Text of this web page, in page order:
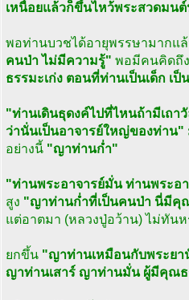
เหนื่อยแล้วก็ขึ้นไหว้พระสวดมน
พอท่านบวชได้อายุพรรษามากแ
คนป่า ไม่มีความรู้" พอมีคนคิดถึ
ธรรมะเก่ง ตอนที่ท่านเป็นเด็ก เ
"ท่านเดินธุดงค์ไปที่ไหนถ้ามีเถา
ว่านั่นเป็นอาจารย์ใหญ่ของท่าน"
อย่างนี้ "ญาท่านก่ำ"
"ท่านพระอาจารย์มั่น ท่านพระอ
สูง "ญาท่านก่ำที่เป็นคนป่า นี่มีคุ
แต่อาตมา (หลวงปู่อว้าน) ไม่ทัน
ยกขึ้น "ญาท่านเหมือนกับพระย
ญาท่านเสาร์ ญาท่านมั่น ผู้มีคุณ